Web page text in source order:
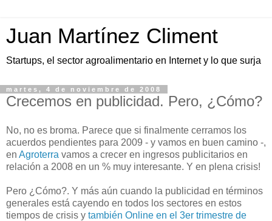
Juan Martínez Climent
Startups, el sector agroalimentario en Internet y lo que surja
martes, 4 de noviembre de 2008
Crecemos en publicidad. Pero, ¿Cómo?
No, no es broma. Parece que si finalmente cerramos los
acuerdos pendientes para 2009 - y vamos en buen camino -,
en Agroterra vamos a crecer en ingresos publicitarios en
relación a 2008 en un % muy interesante. Y en plena crisis!
Pero ¿Cómo?. Y más aún cuando la publicidad en términos
generales está cayendo en todos los sectores en estos
tiempos de crisis y también Online en el 3er trimestre de